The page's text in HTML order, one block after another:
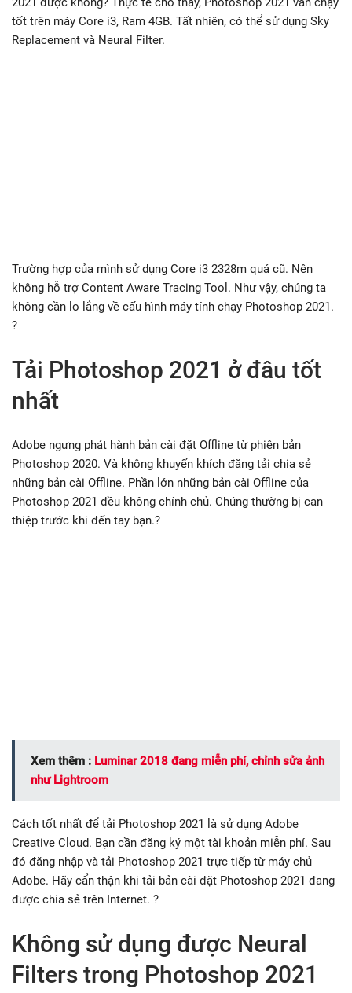
tốt trên máy Core i3, Ram 4GB. Tất nhiên, có thể sử dụng Sky
Replacement và Neural Filter.
Trường hợp của mình sử dụng Core i3 2328m quá cũ. Nên
không hỗ trợ Content Aware Tracing Tool. Như vậy, chúng ta
không cần lo lắng về cấu hình máy tính chạy Photoshop 2021.
?
Tải Photoshop 2021 ở đâu tốt
nhất
Adobe ngưng phát hành bản cài đặt Offline từ phiên bản
Photoshop 2020. Và không khuyến khích đăng tải chia sẻ
những bản cài Offline. Phần lớn những bản cài Offline của
Photoshop 2021 đều không chính chủ. Chúng thường bị can
thiệp trước khi đến tay bạn.?
Xem thêm : Luminar 2018 đang miễn phí, chỉnh sửa ảnh
như Lightroom
Cách tốt nhất để tải Photoshop 2021 là sử dụng Adobe
Creative Cloud. Bạn cần đăng ký một tài khoản miễn phí. Sau
đó đăng nhập và tải Photoshop 2021 trực tiếp từ máy chủ
Adobe. Hãy cẩn thận khi tải bản cài đặt Photoshop 2021 đang
được chia sẻ trên Internet. ?
Không sử dụng được Neural
Filters trong Photoshop 2021